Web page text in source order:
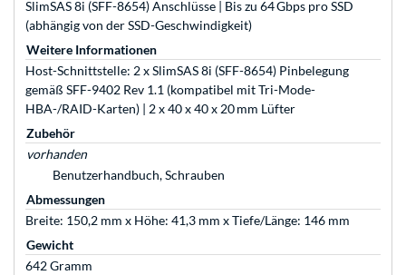
SlimSAS 8i (SFF-8654) Anschlüsse | Bis zu 64 Gbps pro SSD
(abhängig von der SSD-Geschwindigkeit)
Weitere Informationen
Host-Schnittstelle: 2 x SlimSAS 8i (SFF-8654) Pinbelegung
gemäß SFF-9402 Rev 1.1 (kompatibel mit Tri-Mode-
HBA-/RAID-Karten) | 2 x 40 x 40 x 20 mm Lüfter
Zubehör
vorhanden
Benutzerhandbuch, Schrauben
Abmessungen
Breite: 150,2 mm x Höhe: 41,3 mm x Tiefe/Länge: 146 mm
Gewicht
642 Gramm